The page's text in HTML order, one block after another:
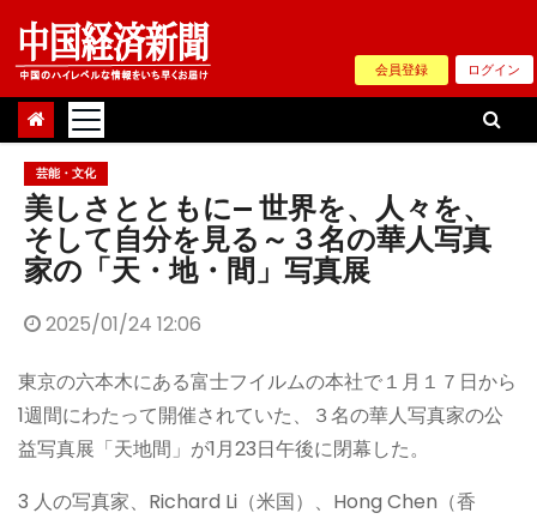
Skip
content
会員登録 ログイン
芸能・文化
美しさとともに— 世界を、人々を、
そして自分を見る～３名の華人写真
家の「天・地・間」写真展
2025/01/24 12:06
東京の六本木にある富士フイルムの本社で１月１７日から
1週間にわたって開催されていた、３名の華人写真家の公
益写真展「天地間」が1月23日午後に閉幕した。
3 人の写真家、Richard Li（米国）、Hong Chen（香